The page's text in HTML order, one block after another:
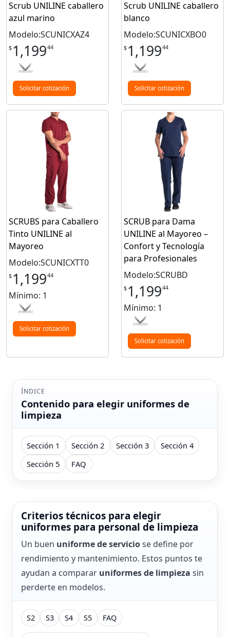
Scrub UNILINE caballero
azul marino
Modelo:SCUNICXAZ4
$ 1,19944
Solicitar cotización
Scrub UNILINE caballero
blanco
Modelo:SCUNICXBO0
$ 1,19944
Solicitar cotización
SCRUBS para Caballero
Tinto UNILINE al
Mayoreo
Modelo:SCUNICXTT0
$ 1,19944
Mínimo: 1
Solicitar cotización
SCRUB para Dama
UNILINE al Mayoreo –
Confort y Tecnología
para Profesionales
Modelo:SCRUBD
$ 1,19944
Mínimo: 1
Solicitar cotización
ÍNDICE
Contenido para elegir uniformes de
limpieza
Sección 1 Sección 2 Sección 3
Sección 4
Sección 5
FAQ
Criterios técnicos para elegir
uniformes para personal de limpieza
Un buen uniforme de serviciose define por
rendimiento y mantenimiento. Estos puntos te
ayudan a comparar uniformes de limpieza sin
perderte en modelos.
S2 S3 S4 S5 FAQ